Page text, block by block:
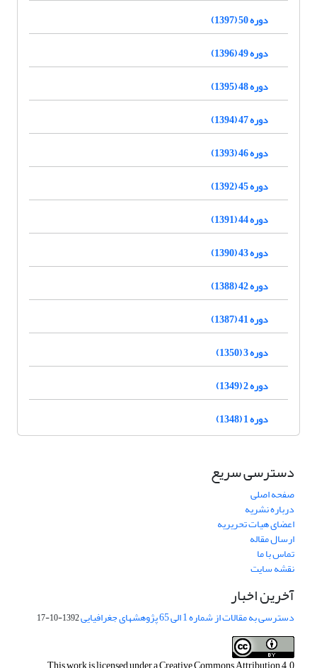
دوره 50 (1397)
دوره 49 (1396)
دوره 48 (1395)
دوره 47 (1394)
دوره 46 (1393)
دوره 45 (1392)
دوره 44 (1391)
دوره 43 (1390)
دوره 42 (1388)
دوره 41 (1387)
دوره 3 (1350)
دوره 2 (1349)
دوره 1 (1348)
دسترسی سریع
صفحه اصلی
درباره نشریه
اعضای هیات تحریریه
ارسال مقاله
تماس با ما
نقشه سایت
آخرین اخبار
دسترسی به مقالات از شماره 1 الی 65 پژوهشهای جغرافیایی 1392-10-17